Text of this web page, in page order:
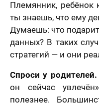
Племянник, ребёнок
ты знаешь, что ему
Думаешь: что
данных? В таких
стратегий — и они
Спроси у родителей.
он сейчас
полезнее.